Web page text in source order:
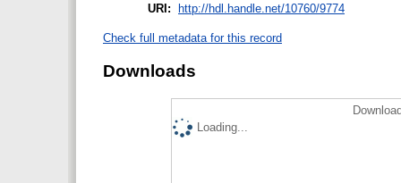
URI: http://hdl.handle.net/10760/9774
Check full metadata for this record
Downloads
Loading...